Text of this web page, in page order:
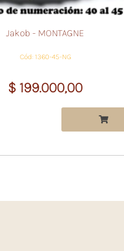
Jakob - MONTAGNE
Cód: 1360-45-NG
$ 199.000,00